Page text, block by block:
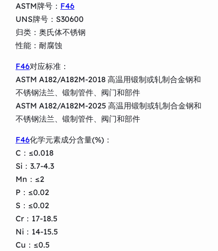
ASTM牌号： F46
UNS牌号：S30600
归类：奥氏体不锈钢
性能：耐腐蚀
F46对应标准：
ASTM A182/A182M-2018 高温用锻制或轧制合金钢和
不锈钢法兰、锻制管件、阀门和部件
ASTM A182/A182M-2025 高温用锻制或轧制合金钢和
不锈钢法兰、锻制管件、阀门和部件
F46化学元素成分含量(%)：
C：≤0.018
Si：3.7-4.3
Mn：≤2
P：≤0.02
S：≤0.02
Cr：17-18.5
Ni：14-15.5
Cu：≤0.5